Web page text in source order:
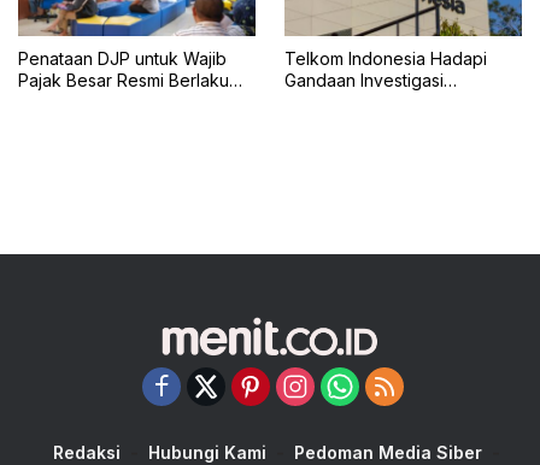
Penataan DJP untuk Wajib
Pajak Besar Resmi Berlaku
Telkom Indonesia Hadapi
Gandaan Investigasi
Redaksi Hubungi Kami
Pedoman Media Siber